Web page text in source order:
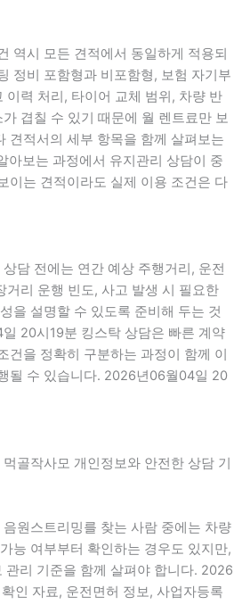
역시 모든 견적에서 동일하게 적용되
정비 포함형과 비포함형, 보험 자기부
이력 처리, 타이어 교체 범위, 차량 반
겹칠 수 있기 때문에 월 렌트료만 보
견적서의 세부 항목을 함께 살펴보는
아보는 과정에서 유지관리 상담이 중
이는 견적이라도 실제 이용 조건은 다
담 전에는 연간 예상 주행거리, 운전
거리 운행 빈도, 사고 발생 시 필요한
을 설명할 수 있도록 준비해 두는 것
20시19분 킹스탁 상담은 빠른 계약
건을 정확히 구분하는 과정이 함께 이
될 수 있습니다. 2026년06월04일 20
골작사모 개인정보와 안전한 상담 기
원스트리밍를 찾는 사람 중에는 차량
능 여부부터 확인하는 경우도 있지만,
관리 기준을 함께 살펴야 합니다. 2026
인 자료, 운전면허 정보, 사업자등록